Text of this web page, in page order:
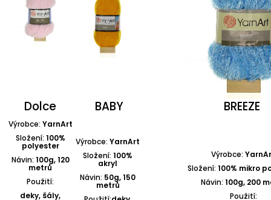
Dolce BABY BREEZE
Výrobce: YarnArt
Složení: 100%
polyester
Návin: 100g, 120
metrů
Použití:
deky, šály,
Výrobce: YarnArt
Složení: 100%
akryl
Návin: 50g, 150
metrů
Výrobce:
Složení: 100% mikro
Návin: 100g, 200
Použití: